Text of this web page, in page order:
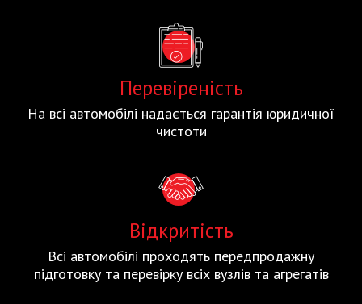
Перевіреність
На всі автомобілі надається гарантія юридичної
чистоти
Відкритість
Всі автомобілі проходять передпродажну
підготовку та перевірку всіх вузлів та агрегатів